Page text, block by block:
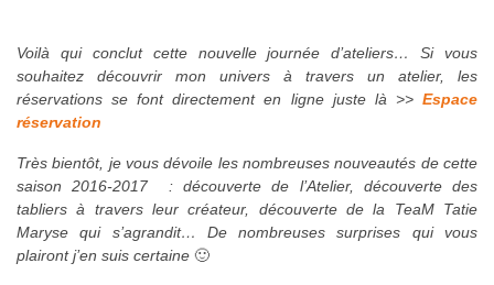
Voilà qui conclut cette nouvelle journée d’ateliers… Si vous
souhaitez découvrir mon univers à travers un atelier, les
réservations se font directement en ligne juste là >> Espace
réservation
Très bientôt, je vous dévoile les nombreuses nouveautés de cette
saison 2016-2017 : découverte de l’Atelier, découverte des
tabliers à travers leur créateur, découverte de la TeaM Tatie
Maryse qui s’agrandit… De nombreuses surprises qui vous
plairont j’en suis certaine 🙂